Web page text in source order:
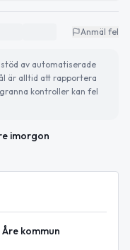
Anmäl fel
av automatiserade
är alltid att rapportera
kontroller kan fel
imorgon
kommun